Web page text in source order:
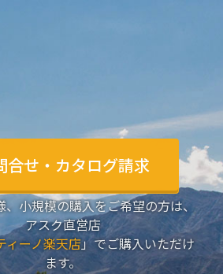
合せ・カタログ請求
、小規模の購入をご希望の方は、
アスク直営店
ィーノ楽天店」でご購入いただけ
ます。